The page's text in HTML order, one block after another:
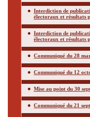
Interdiction de
électoraux et résultats
Interdiction de
électoraux et résultats
Communiqué du 28
Communiqué du 12
Mise au point du 30
Communiqué du 21